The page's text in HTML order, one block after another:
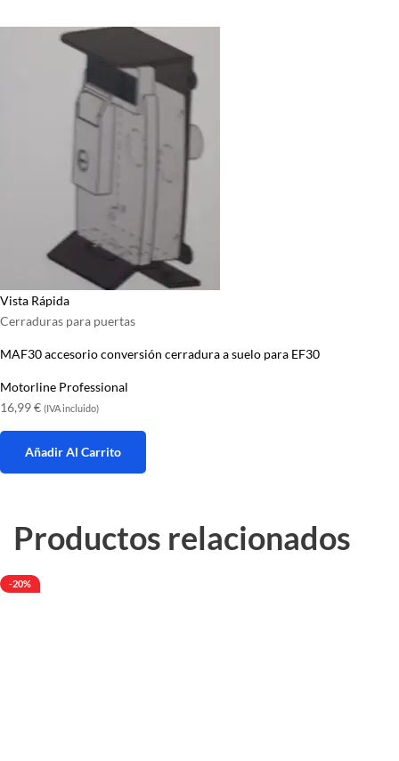
Vista Rápida
Cerraduras para puertas
MAF30 accesorio conversión cerradura a suelo para EF30
Motorline Professional
16,99€ (IVA incluido)
Añadir Al Carrito
Productos relacionados
-20%